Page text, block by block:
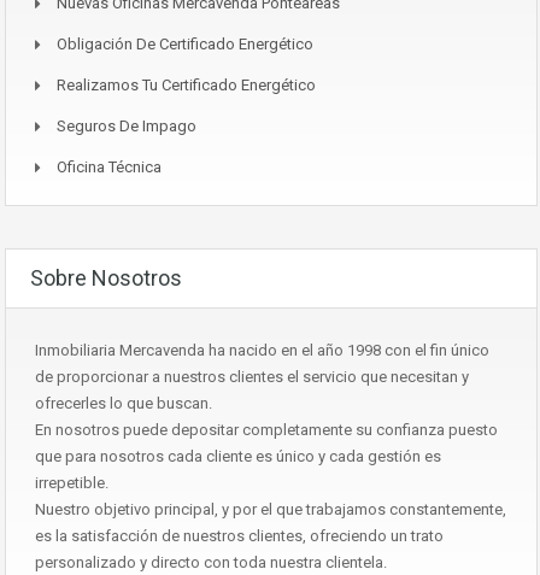
Obligación De Certificado Energético
Realizamos Tu Certificado Energético
Seguros De Impago
Oficina Técnica
Sobre Nosotros
Inmobiliaria Mercavenda ha nacido en el año 1998 con el fin único
de proporcionar a nuestros clientes el servicio que necesitan y
ofrecerles lo que buscan.
En nosotros puede depositar completamente su confianza puesto
que para nosotros cada cliente es único y cada gestión es
irrepetible.
Nuestro objetivo principal, y por el que trabajamos constantemente,
es la satisfacción de nuestros clientes, ofreciendo un trato
personalizado y directo con toda nuestra clientela.